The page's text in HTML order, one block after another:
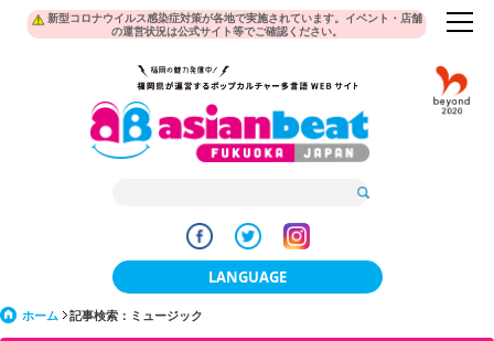
新型コロナウイルス感染症対策が各地で実施されています。イベント・店舗
の運営状況は公式サイト等でご確認ください。
LANGUAGE
ホーム 記事検索：ミュージック